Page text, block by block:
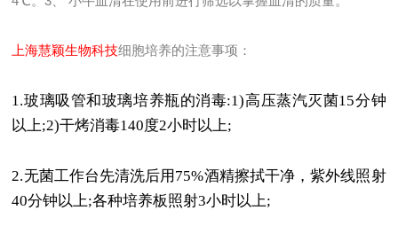
上海慧颖生物科技细胞培养的注意事项：
1.玻璃吸管和玻璃培养瓶的消毒:1)高压蒸汽灭菌15分钟
以上;2)干烤消毒140度2小时以上;
2.无菌工作台先清洗后用 75%酒精擦拭干净，紫外线照射
40分钟以上;各种培养板照射3小时以上;